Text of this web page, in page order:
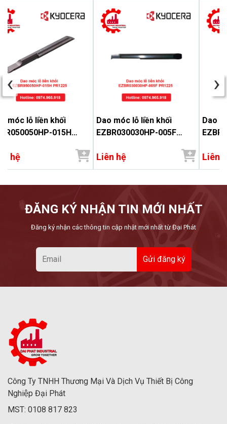
móc lỗ liền khối
015H
hệ
Dao móc lỗ liền khối
EZBR030030HP-005F
Liên hệ
Dao
Liên
‹ ›
ĐĂNG KÝ NHẬN TIN MỚI NHẤT
Đăng ký nhận các thông tin cập nhật mới nhất từ Đại Phát
Công Ty TNHH Thương Mại Và Dịch Vụ Thiết Bị Công
Nghiệp Đại Phát
MST: 0108 817 823